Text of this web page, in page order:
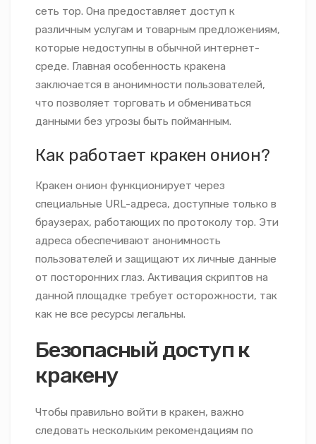
сеть тор. Она предоставляет доступ к
различным услугам и товарным предложениям,
которые недоступны в обычной интернет-
среде. Главная особенность кракена
заключается в анонимности пользователей,
что позволяет торговать и обмениваться
данными без угрозы быть пойманным.
Как работает кракен онион?
Кракен онион функционирует через
специальные URL-адреса, доступные только в
браузерах, работающих по протоколу тор. Эти
адреса обеспечивают анонимность
пользователей и защищают их личные данные
от посторонних глаз. Активация скриптов на
данной площадке требует осторожности, так
как не все ресурсы легальны.
Безопасный доступ к
кракену
Чтобы правильно войти в кракен, важно
следовать нескольким рекомендациям по